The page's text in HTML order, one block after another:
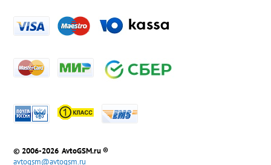
© 2006-2026 AvtoGSM.ru ®
avtogsm@avtogsm.ru